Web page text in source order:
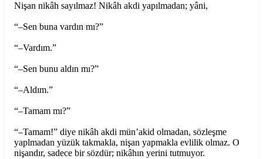
Nişan nikâh sayılmaz! Nikâh akdi yapılmadan; yâni,
“–Sen buna vardın mı?”
“–Vardım.”
“–Sen bunu aldın mı?”
“–Aldım.”
“–Tamam mı?”
“–Tamam!” diye nikâh akdi mün’akid olmadan, sözleşme
yaplmadan yüzük takmakla, nişan yapmakla evlilik olmaz. O
nişandır, sadece bir sözdür; nikâhın yerini tutmuyor.